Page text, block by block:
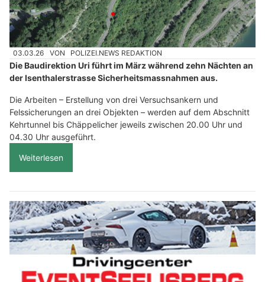
03.03.26 VON POLIZEI.NEWS REDAKTION
Die Baudirektion Uri führt im März während zehn Nächten an
der Isenthalerstrasse Sicherheitsmassnahmen aus.
Die Arbeiten – Erstellung von drei Versuchsankern und
Felssicherungen an drei Objekten – werden auf dem Abschnitt
Kehrtunnel bis Chäppelicher jeweils zwischen 20.00 Uhr und
04.30 Uhr ausgeführt.
Weiterlesen